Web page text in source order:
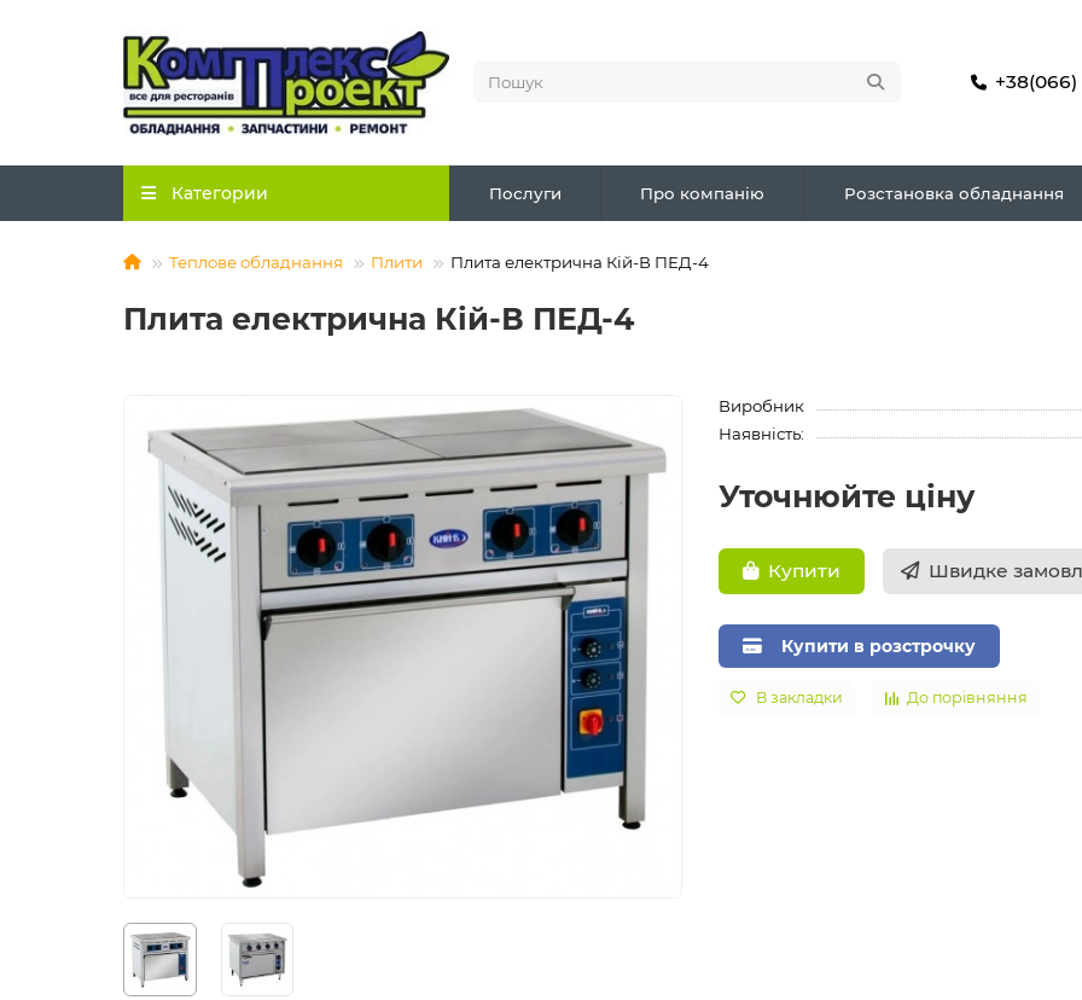
+38(066)
Категории Послуги Про компанію Розстановка обладнання
Теплове обладнання Плити Плита електрична Кій-В ПЕД-4
Плита електрична Кій-В ПЕД-4
Виробник
Наявність:
Уточнюйте ціну
Купити Швидке
Купити в розстрочку
В закладки До порівняння